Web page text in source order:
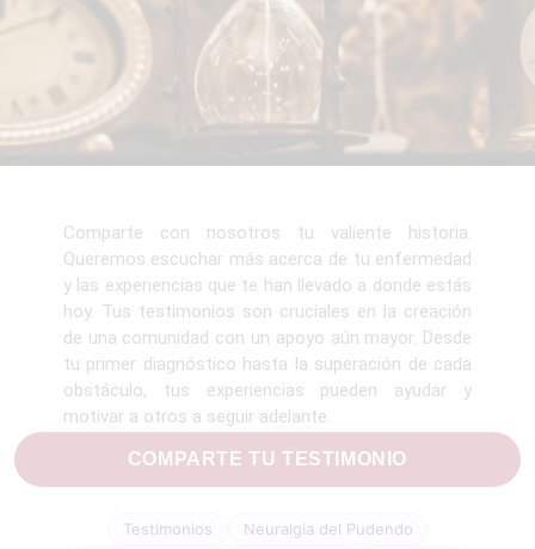
Comparte con nosotros tu valiente historia.
Queremos escuchar más acerca de tu enfermedad
y las experiencias que te han llevado a donde estás
hoy. Tus testimonios son cruciales en la creación
de una comunidad con un apoyo aún mayor. Desde
tu primer diagnóstico hasta la superación de cada
obstáculo, tus experiencias pueden ayudar y
motivar a otros a seguir adelante.
COMPARTE TU TESTIMONIO
Testimonios
Neuralgia del Pudendo